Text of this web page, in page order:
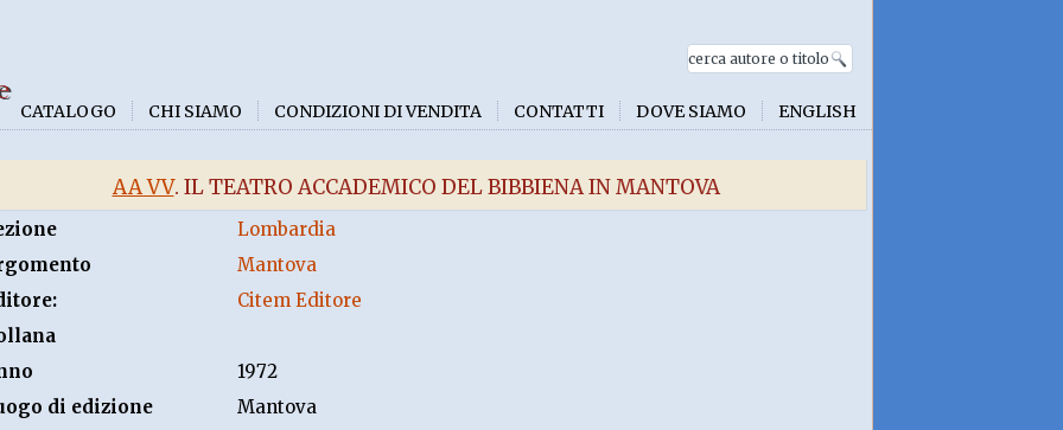
CATALOGO CHI SIAMO CONDIZIONI DI VENDITA CONTATTI DOVE SIAMO ENGLISH
AA VV. IL TEATRO ACCADEMICO DEL BIBBIENA IN MANTOVA
Lombardia
Mantova
Citem Editore
1972
di edizione
Mantova